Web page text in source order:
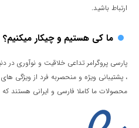
ارتباط باشید.
ما کی هستیم و چیکار میکنیم؟
پارسی پروگرامر تداعی خلاقیت و نوآوری
، پشتیبانی ویژه و منحصربه فرد از ویژگی
محصولات ما کاملا فارسی و ایرانی هستند